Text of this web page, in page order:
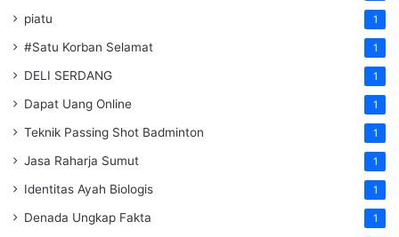
piatu 1
#Satu Korban Selamat 1
DELI SERDANG 1
Dapat Uang Online 1
Teknik Passing Shot Badminton 1
Jasa Raharja Sumut 1
Identitas Ayah Biologis 1
Denada Ungkap Fakta 1